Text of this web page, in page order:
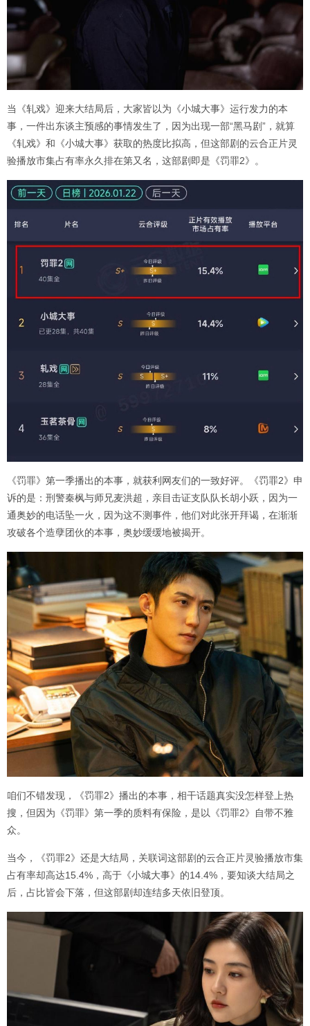
当《轧戏》迎来大结局后，大家皆以为《小城大事》运行发力的本
事，一件出东谈主预感的事情发生了，因为出现一部“黑马剧”，就算
《轧戏》和《小城大事》获取的热度比拟高，但这部剧的云合正片灵
验播放市集占有率永久排在第又名，这部剧即是《罚罪2》。
《罚罪》第一季播出的本事，就获利网友们的一致好评。《罚罪2》申
诉的是：刑警秦枫与师兄麦洪超，亲目击证支队队长胡小跃，因为一
通奥妙的电话坠一火，因为这不测事件，他们对此张开拜谒，在渐渐
攻破各个造孽团伙的本事，奥妙缓缓地被揭开。
咱们不错发现，《罚罪2》播出的本事，相干话题真实没怎样登上热
搜，但因为《罚罪》第一季的质料有保险，是以《罚罪2》自带不雅
众。
当今，《罚罪2》还是大结局，关联词这部剧的云合正片灵验播放市集
占有率却高达15.4%，高于《小城大事》的14.4%，要知谈大结局之
后，占比皆会下落，但这部剧却连结多天依旧登顶。